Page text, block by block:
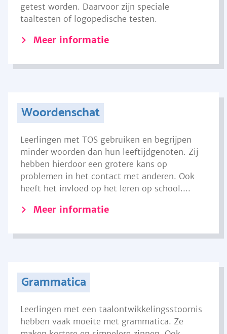
getest worden. Daarvoor zijn speciale
taaltesten of logopedische testen.
Meer informatie
Woordenschat
Leerlingen met TOS gebruiken en begrijpen
minder woorden dan hun leeftijdgenoten. Zij
hebben hierdoor een grotere kans op
problemen in het contact met anderen. Ook
heeft het invloed op het leren op school....
Meer informatie
Grammatica
Leerlingen met een taalontwikkelingsstoornis
hebben vaak moeite met grammatica. Ze